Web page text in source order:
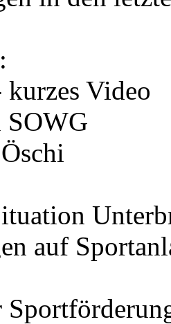
Video
SOWG
auf